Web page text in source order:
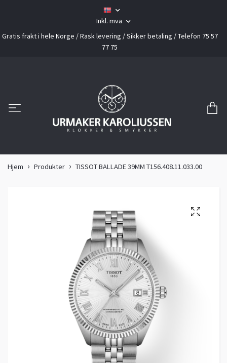
Inkl. mva
Gratis frakt i hele Norge / Rask levering / Sikker betaling / Telefon 75 57
77 75
Hjem Produkter TISSOT BALLADE 39MM T156.408.11.033.00